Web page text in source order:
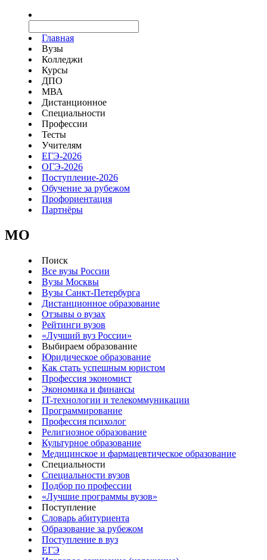
Главная
Вузы
Колледжи
Курсы
ДПО
МВА
Дистанционное
Специальности
Профессии
Тесты
Учителям
ЕГЭ-2026
ОГЭ-2026
Поступление-2026
Обучение за рубежом
Профориентация
Партнёры
MO
Поиск
Все вузы России
Вузы Москвы
Вузы Санкт-Петербурга
Дистанционное образование
Отзывы о вузах
Рейтинги вузов
«Лучший вуз России»
Выбираем образование
Юридическое образование
Как стать успешным юристом
Профессия экономист
Экономика и финансы
IT-технологии и телекоммуникации
Программирование
Профессия психолог
Религиозное образование
Культурное образование
Медицинское и фармацевтическое образование
Специальности
Специальности вузов
Подбор по профессии
«Лучшие программы вузов»
Поступление
Словарь абитуриента
Образование за рубежом
Поступление в вуз
ЕГЭ